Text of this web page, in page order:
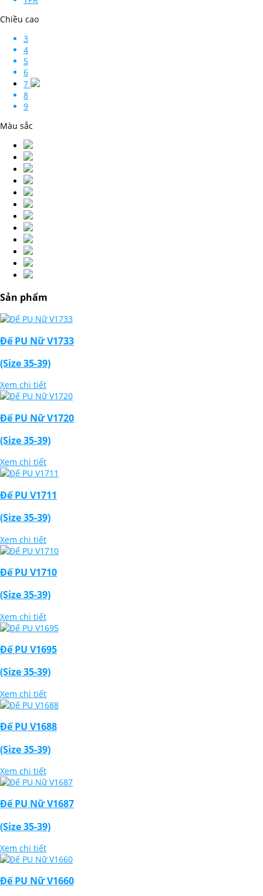
Chiều cao
3
4
5
6
7
8
9
Màu sắc
Sản phẩm
Đế PU Nữ V1733
(Size 35-39)
Xem chi tiết
Đế PU Nữ V1720
(Size 35-39)
Xem chi tiết
Đế PU V1711
(Size 35-39)
Xem chi tiết
Đế PU V1710
(Size 35-39)
Xem chi tiết
Đế PU V1695
(Size 35-39)
Xem chi tiết
Đế PU V1688
(Size 35-39)
Xem chi tiết
Đế PU Nữ V1687
(Size 35-39)
Xem chi tiết
Đế PU Nữ V1660